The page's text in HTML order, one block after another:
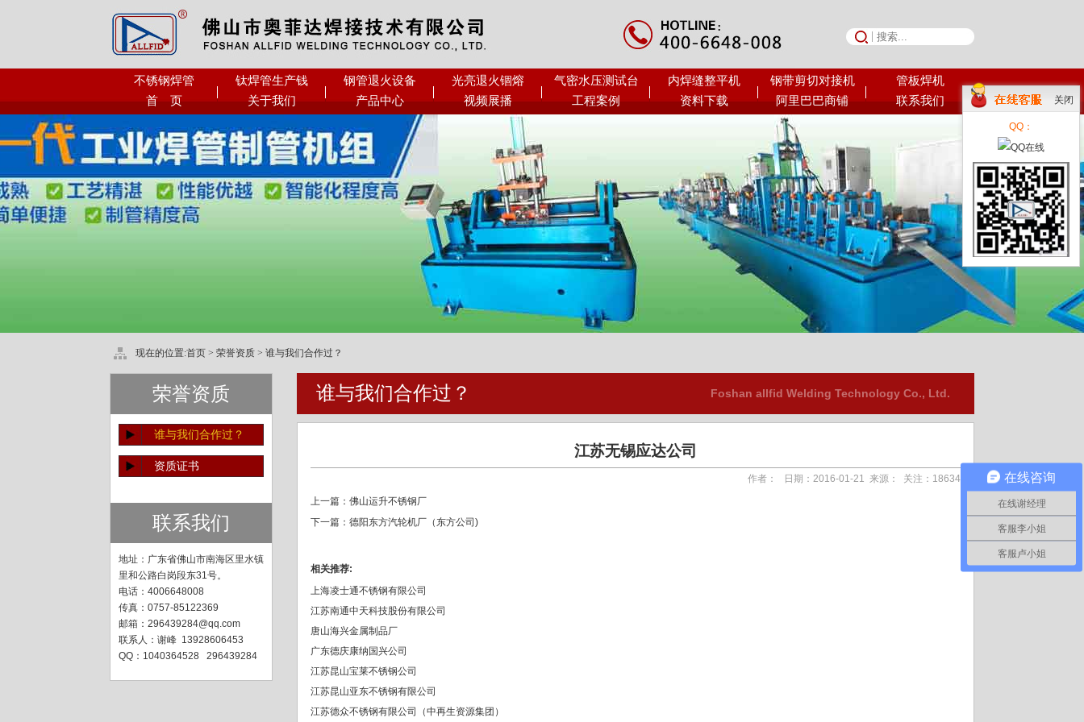
不锈钢焊管
首 页
钛焊管生产钱
关于我们
钢管退火设备
产品中心
光亮退火锢熔
视频展播
气密水压测试台
工程案例
内焊缝整平机
资料下载
钢带剪切对接机
阿里巴巴商铺
管板焊机
联系我们
荣誉资质
现在的位置:首页 > 荣誉资质 > 谁与我们合作过？
荣誉资质
谁与我们合作过？
资质证书
联系我们
地址：广东省佛山市南海区里水镇
里和公路白岗段东31号。
电话： 4006648008
传真：0757-85122369
邮箱：296439284@qq.com
联系人：谢峰 13928606453
QQ：1040364528 296439284
谁与我们合作过？ Foshan allfid Welding Technology Co., Ltd.
江苏无锡应达公司
作者： 日期：2016-01-21 来源： 关注：18634
上一篇：佛山运升不锈钢厂
下一篇：德阳东方汽轮机厂（东方公司)
相关推荐:
上海凌士通不锈钢有限公司
江苏南通中天科技股份有限公司
唐山海兴金属制品厂
广东德庆康纳国兴公司
江苏昆山宝莱不锈钢公司
江苏昆山亚东不锈钢有限公司
江苏德众不锈钢有限公司（中再生资源集团）
关闭
QQ：
在线咨询
在线谢经理
客服李小姐
客服卢小姐